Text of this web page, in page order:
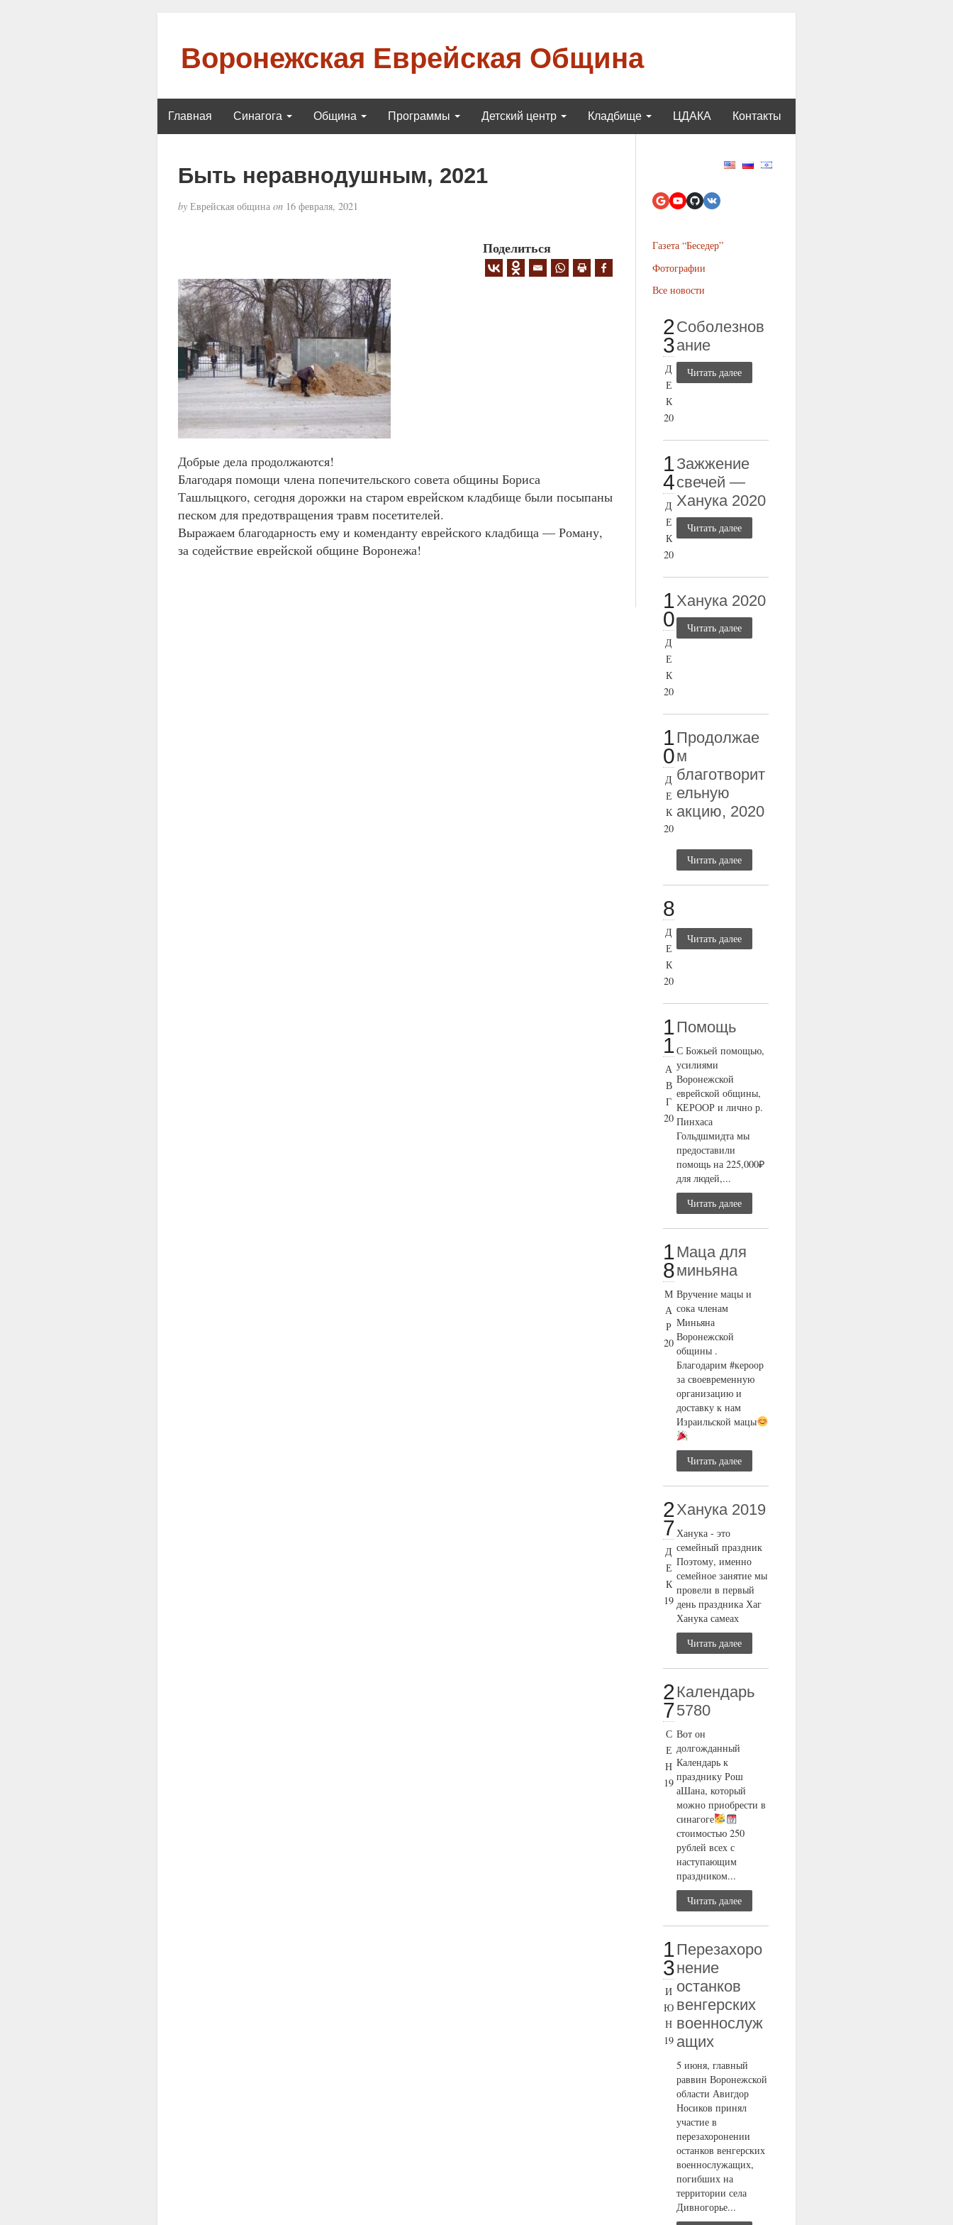
Воронежская Еврейская Община
Главная Синагога Община Программы Детский центр Кладбище ЦДАКА Контакты
Быть неравнодушным, 2021
byЕврейская община on16 февраля, 2021
Поделиться
Добрые дела продолжаются!
Благодаря помощи члена попечительского совета общины Бориса
Ташлыцкого, сегодня дорожки на старом еврейском кладбище были посыпаны
песком для предотвращения травм посетителей.
Выражаем благодарность ему и коменданту еврейского кладбища — Роману,
за содействие еврейской общине Воронежа!
Газета “Беседер”
Фотографии
Все новости
2
3
Д
Е
К
20
Соболезнов
ание
Читать далее
1
4
Д
Е
К
20
Зажжение
свечей —
Ханука 2020
Читать далее
1
0
Д
Е
К
20
Ханука 2020
Читать далее
1
0
Д
Е
К
20
Продолжае
м
благотворит
ельную
акцию, 2020
Читать далее
8
Д
Е
К
20
Читать далее
1
1
А
В
Г
20
Помощь
С Божьей помощью,
усилиями
Воронежской
еврейской общины,
КЕРООР и лично р.
Пинхаса
Гольдшмидта мы
предоставили
помощь на 225,000₽
для людей,...
Читать далее
1
8
М
А
Р
20
Маца для
миньяна
Вручение мацы и
сока членам
Миньяна
Воронежской
общины .
Благодарим #кероор
за своевременную
организацию и
доставку к нам
Израильской мацы
Читать далее
2
7
Д
Е
К
19
Ханука 2019
Ханука - это
семейный праздник
Поэтому, именно
семейное занятие мы
провели в первый
день праздника Хаг
Ханука самеах
Читать далее
2
7
С
Е
Н
19
Календарь
5780
Вот он
долгожданный
Календарь к
празднику Рош
аШана, который
можно приобрести в
синагоге
стоимостью 250
рублей всех с
наступающим
праздником...
Читать далее
1
3
И
Ю
Н
19
Перезахоро
нение
останков
венгерских
военнослуж
ащих
5 июня, главный
раввин Воронежской
области Авигдор
Носиков принял
участие в
перезахоронении
останков венгерских
военнослужащих,
погибших на
территории села
Дивногорье...